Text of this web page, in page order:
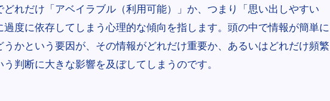
れだけ「アベイラブル（利用可能）」か、つまり「思い出しやすい
度に依存してしまう心理的な傾向を指します。頭の中で情報が簡単に
かという要因が、その情報がどれだけ重要か、あるいはどれだけ頻繁
判断に大きな影響を及ぼしてしまうのです。